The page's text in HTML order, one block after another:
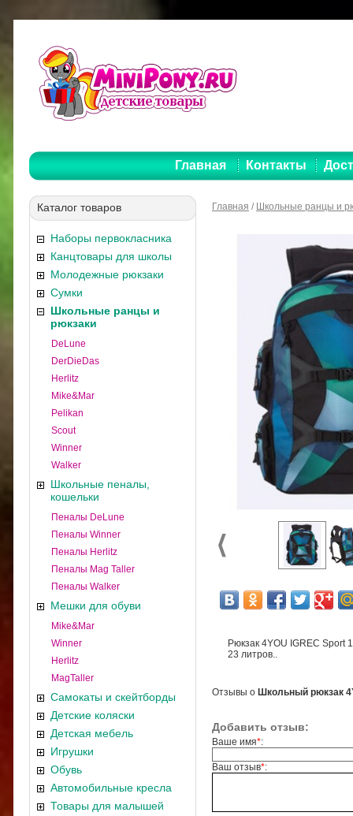
Главная Контакты
Каталог товаров
Наборы первокласника
Канцтовары для школы
Молодежные рюкзаки
Сумки
Школьные ранцы и
рюкзаки
DeLune
DerDieDas
Herlitz
Mike&Mar
Pelikan
Scout
Winner
Walker
Школьные пеналы,
кошельки
Пеналы DeLune
Пеналы Winner
Пеналы Herlitz
Пеналы Mag Taller
Пеналы Walker
Мешки для обуви
Mike&Mar
Winner
Herlitz
MagTaller
Самокаты и скейтборды
Детские коляски
Детская мебель
Игрушки
Обувь
Автомобильные кресла
Товары для малышей
Главная / Школьные ранцы и
Рюкзак 4YOU IGREC Sport
23 литров..
Отзывы о Школьный рюкзак
Добавить отзыв:
Ваше имя*:
Ваш отзыв*: